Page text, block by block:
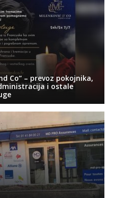
Co“ – prevoz pokojnika,
i ostale